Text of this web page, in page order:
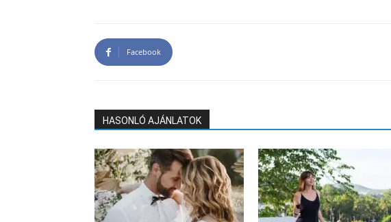
Facebook
HASONLÓ AJÁNLATOK